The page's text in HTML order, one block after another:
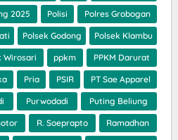
2025 Polisi Polres Grobogan
Polsek Godong Polsek Klambu
Wirosari ppkm PPKM Darurat
Pria PSIR PT Sae Apparel
Purwodadi Puting Beliung
R. Soeprapto Ramadhan